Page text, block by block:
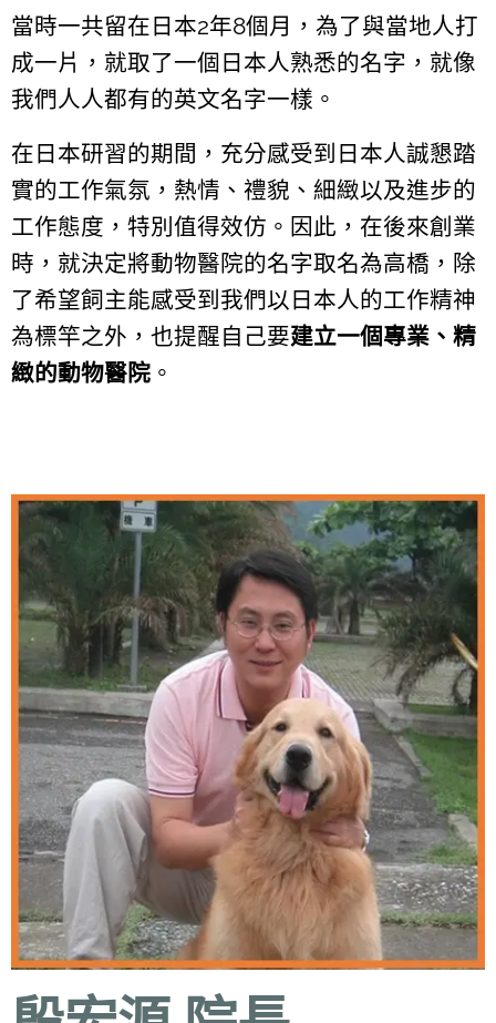
當時一共留在日本2年8個月，為了與當地人打
成一片，就取了一個日本人熟悉的名字，就像
我們人人都有的英文名字一樣。
在日本研習的期間，充分感受到日本人誠懇踏
實的工作氣氛，熱情、禮貌、細緻以及進步的
工作態度，特別值得效仿。因此，在後來創業
時，就決定將動物醫院的名字取名為高橋，除
了希望飼主能感受到我們以日本人的工作精神
為標竿之外，也提醒自己要建立一個專業、精
緻的動物醫院 。